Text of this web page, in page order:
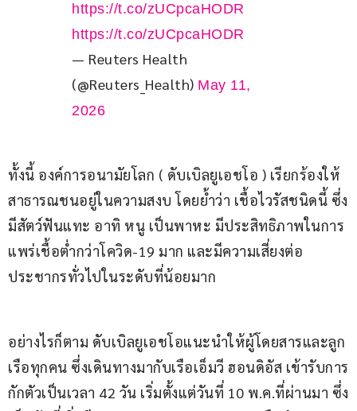
https://t.co/zUCpcaHODR
https://t.co/zUCpcaHODR
— Reuters Health
(@Reuters_Health) May 11,
2026
ทั้งนี้ องค์การอนามัยโลก ( ดับเบิลยูเอชโอ ) เรียกร้องให้
สาธารณชนอยู่ในความสงบ โดยย้ำว่า เชื้อไวรัสชนิดนี้ ซึ่ง
มีสัตว์ฟันแทะ อาทิ หนู เป็นพาหะ มีประสิทธิภาพในการ
แพร่เชื้อต่ำกว่าโควิด-19 มาก และมีความเสี่ยงต่อ
ประชากรทั่วไปในระดับที่น้อยมาก
อย่างไรก็ตาม ดับเบิลยูเอชโอแนะนำให้ผู้โดยสารและลูก
เรือทุกคน ซึ่งเดินทางมากับเรือเอ็มวี ฮอนดิอัส เข้ารับการ
กักตัวเป็นเวลา 42 วัน เริ่มตั้งแต่วันที่ 10 พ.ค.ที่ผ่านมา ซึ่ง